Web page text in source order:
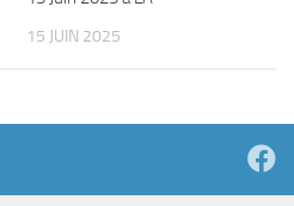
15 JUIN 2025